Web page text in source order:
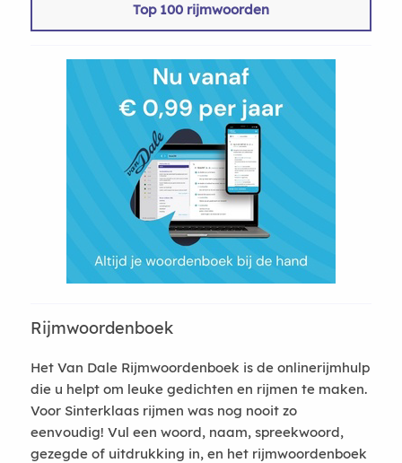
Top 100 rijmwoorden
Rijmwoordenboek
Het Van Dale Rijmwoordenboek is de onlinerijmhulp
die u helpt om leuke gedichten en rijmen te maken.
Voor Sinterklaas rijmen was nog nooit zo
eenvoudig! Vul een woord, naam, spreekwoord,
gezegde of uitdrukking in, en het rijmwoordenboek